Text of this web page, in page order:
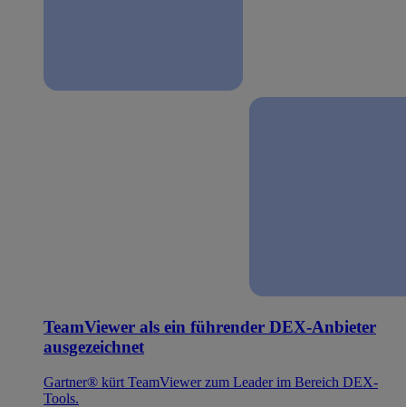
TeamViewer als ein führender DEX-Anbieter
ausgezeichnet
Gartner® kürt TeamViewer zum Leader im Bereich DEX-
Tools.